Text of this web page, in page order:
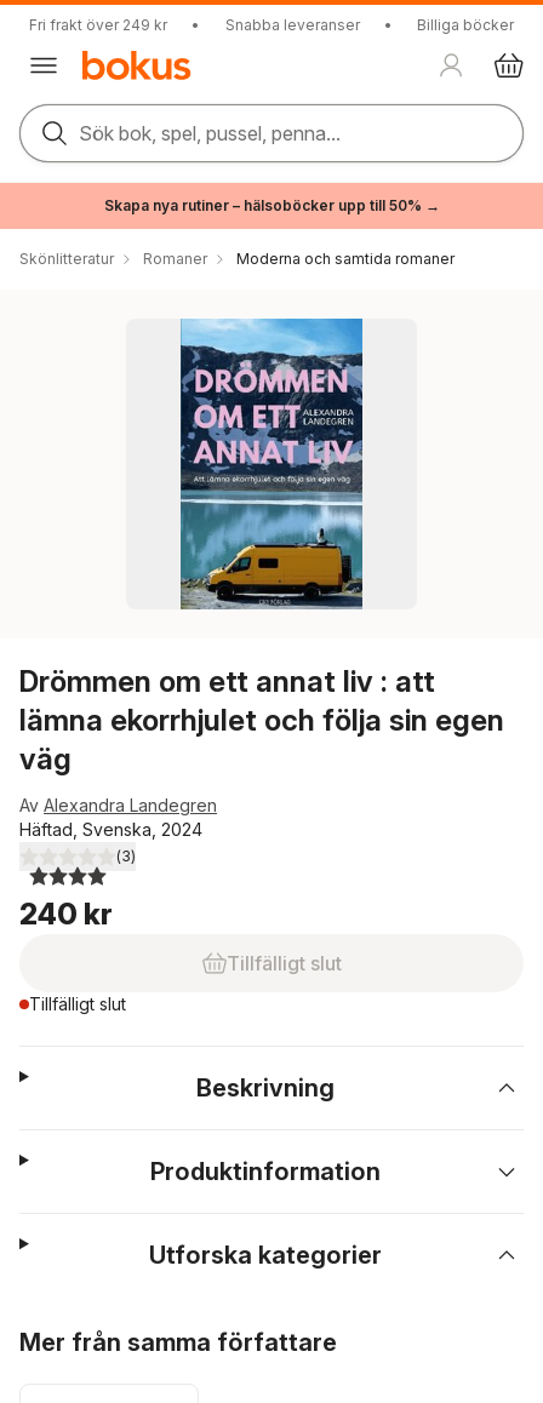
Fri frakt över 249 kr • Snabba leveranser • Billiga böcker
Sök bok, spel, pussel, penna...
Skapa nya rutiner – hälsoböcker upp till 50% →
Skönlitteratur Romaner Moderna och samtida romaner
Drömmen om ett annat liv : att
lämna ekorrhjulet och följa sin egen
väg
Av Alexandra Landegren
Häftad, Svenska, 2024
4,0utav 5 stjärnor. Totalt antal röster:
(3)
240 kr
Tillfälligt slut
Tillfälligt slut
Beskrivning
Produktinformation
Utforska kategorier
Mer från samma författare